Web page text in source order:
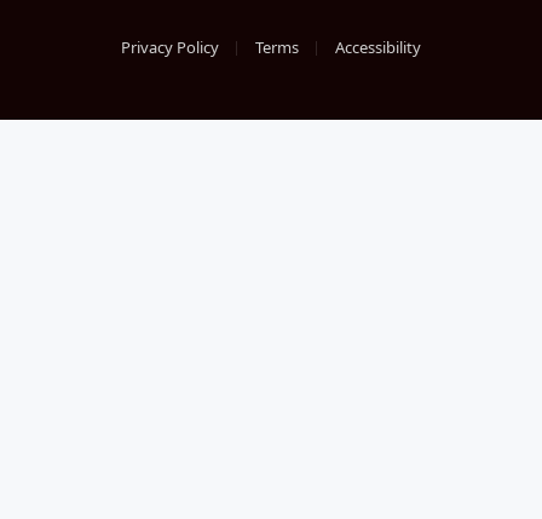
Privacy Policy Terms Accessibility